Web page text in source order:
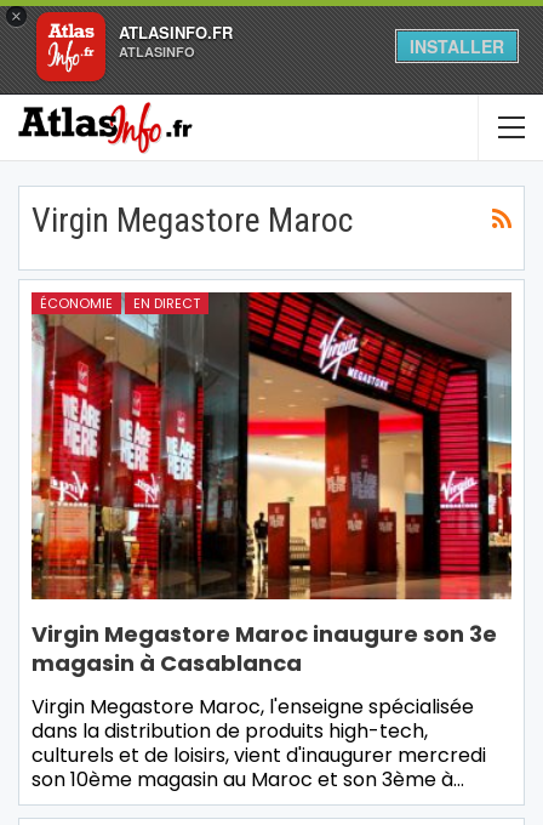
×
ATLASINFO.FR
ATLASINFO INSTALLER
Virgin Megastore Maroc
ÉCONOMIE EN DIRECT
Virgin Megastore Maroc inaugure son 3e
magasin à Casablanca
Virgin Megastore Maroc, l'enseigne spécialisée
dans la distribution de produits high-tech,
culturels et de loisirs, vient d'inaugurer mercredi
son 10ème magasin au Maroc et son 3ème à…